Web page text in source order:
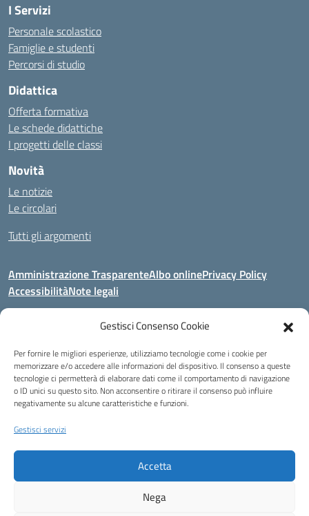
Gestisci Consenso Cookie
Per fornire le migliori esperienze, utilizziamo tecnologie come i cookie per
memorizzare e/o accedere alle informazioni del dispositivo. Il consenso a queste
tecnologie ci permetterà di elaborare dati come il comportamento di navigazione
o ID unici su questo sito. Non acconsentire o ritirare il consenso può influire
negativamente su alcune caratteristiche e funzioni.
Gestisci servizi
Accetta
Nega
I Servizi
Personale scolastico
Famiglie e studenti
Percorsi di studio
Didattica
Offerta formativa
Le schede didattiche
I progetti delle classi
Novità
Le notizie
Le circolari
Tutti gli argomenti
Amministrazione TrasparenteAlbo onlinePrivacy Policy
AccessibilitàNote legali
Centralino:0828 955033 Email:saic8be00q@istruzione.it
Posta elettronica certificata (PEC):saic8be00q@pec.istruzione.it
Codice fiscale: 91053550652
Codice Indice delle Pubbliche Amministrazioni (IPA): icb_65
Eccetto dove diversamente specificato, questo articolo è stato rilasciato
sotto Licenza Creative Commons Attribuzione 4.0 Italia.